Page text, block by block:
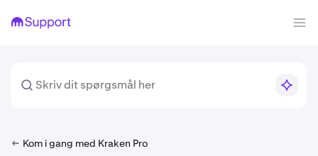
Kom i gang med Kraken Pro